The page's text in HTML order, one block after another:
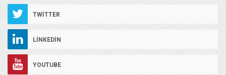
TWITTER
LINKEDIN
YOUTUBE